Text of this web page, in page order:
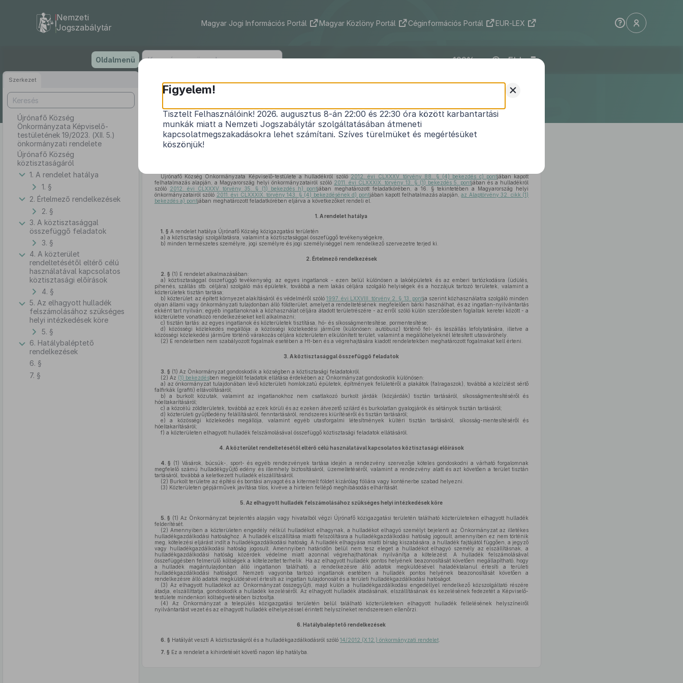
tartalomra
Nemzeti
Jogszabálytár
Magyar Jogi Információs Portál Magyar Közlöny Portál Céginformációs Portál EUR-LEX
Oldalmenü ELI
Szerkezet
Újrónafő Község
Önkormányzata Képviselő-
testületének 19/2023. (XII. 5.)
önkormányzati rendelete
Újrónafő Község
köztisztaságáról
1. A rendelet hatálya
1. §
2. Értelmező rendelkezések
2. §
3. A köztisztasággal
összefüggő feladatok
3. §
4. A közterület
rendeltetésétől eltérő célú
használatával kapcsolatos
köztisztasági előírások
4. §
5. Az elhagyott hulladék
felszámolásához szükséges
helyi intézkedések köre
5. §
6. Hatálybaléptető
rendelkezések
6. §
7. §
Újrónafő Község Önkormányzata Képviselő-testületének
Újrónafő Község köztisztaságáról
Újrónafő Község Önkormányzata Képviselő-testülete a hulladékról szóló 2012. évi CLXXXV. törvény 88. § (4) bekezdés c) pontjában kapott
felhatalmazás alapján, a Magyarország helyi önkormányzatairól szóló 2011. évi CLXXXIX. törvény 13. § (1) bekezdés 5. pontjában és a hulladékról
szóló 2012. évi CLXXXV. törvény 35. § (1) bekezdés h) pontjában meghatározott feladatkörében, a 16. § tekintetében a Magyarország helyi
önkormányzatairól szóló 2011. évi CLXXXIX. törvény 143. § (4) bekezdésének d) pontjában kapott felhatalmazás alapján,az Alaptörvény 32. cikk (1)
bekezdés a) pontjában meghatározott feladatkörében eljárva a következőket rendeli el.
1. A rendelet hatálya
1. § A rendelet hatálya Újrónafő Község közigazgatási területén
a) a köztisztasági szolgáltatásra, valamint a köztisztasággal összefüggő tevékenységekre,
b) minden természetes személyre, jogi személyre és jogi személyiséggel nem rendelkező szervezetre terjed ki.
2. Értelmező rendelkezések
2. § (1) E rendelet alkalmazásában:
a) köztisztasággal összefüggő tevékenység: az egyes ingatlanok - ezen belül különösen a lakóépületek és az emberi tartózkodásra (üdülés,
pihenés, szállás stb. céljára) szolgáló más épületek, továbbá a nem lakás céljára szolgáló helyiségek és a hozzájuk tartozó területek, valamint a
közterületek tisztán tartása;
b) közterület: az épített környezet alakításáról és védelméről szóló 1997. évi LXXVIII. törvény 2. § 13. pontja szerint közhasználatra szolgáló minden
olyan állami vagy önkormányzati tulajdonban álló földterület, amelyet a rendeltetésének megfelelően bárki használhat, és az ingatlan-nyilvántartás
ekként tart nyilván; egyéb ingatlanoknak a közhasználat céljára átadott területrészére - az erről szóló külön szerződésben foglaltak keretei között - a
közterületre vonatkozó rendelkezéseket kell alkalmazni;
c) tisztán tartás: az egyes ingatlanok és közterületek tisztítása, hó- és síkosságmentesítése, pormentesítése;
d) közösségi közlekedés megállója: a közösségi közlekedési járműre (különösen: autóbusz) történő fel- és leszállás lefolytatására, illetve a
közösségi közlekedési járműre történő várakozás céljára közterületen elkülönített terület, valamint a megállóhelyeknél létesített utasváróhely.
(2) E rendeletben nem szabályozott fogalmak esetében a Ht-ben és a végrehajtására kiadott rendeletekben meghatározott fogalmakat kell érteni.
3. A köztisztasággal összefüggő feladatok
3. § (1) Az Önkormányzat gondoskodik a községben a köztisztasági feladatokról.
(2) Az (1) bekezdésben megjelölt feladatok ellátása érdekében az Önkormányzat gondoskodik különösen:
a) az önkormányzat tulajdonában lévő közterületi homlokzatú épületek, építmények felületéről a plakátok (falragaszok), továbbá a közízlést sértő
falfirkák (grafiti) eltávolításáról;
b) a burkolt közutak, valamint az ingatlanokhoz nem csatlakozó burkolt járdák (közjárdák) tisztán tartásáról, síkosságmentesítéséről és
hóeltakarításáról;
c) a közcélú zöldterületek, továbbá az ezek körüli és az ezeken átvezető szilárd és burkolatlan gyalogjárók és sétányok tisztán tartásáról;
d) közterületi gyűjtőedény felállításáról, fenntartásáról, rendszeres kiürítéséről és tisztán tartásáról;
e) a közösségi közlekedés megállója, valamint egyéb utasforgalmi létesítmények kültéri tisztán tartásáról, síkosság-mentesítéséről és
hóeltakarításáról;
f) a közterületen elhagyott hulladék felszámolásával összefüggő köztisztasági feladatok ellátásáról.
4. A közterület rendeltetésétől eltérő célú használatával kapcsolatos köztisztasági előírások
4. § (1) Vásárok, búcsúk-, sport- és egyéb rendezvények tartása idején a rendezvény szervezője köteles gondoskodni a várható forgalomnak
megfelelő számú hulladékgyűjtő edény és illemhely biztosításáról, üzemeltetéséről, valamint a rendezvény alatt és azt követően a terület tisztán
tartásáról, továbbá a keletkezett hulladék elszállításáról.
(2) Burkolt területre az építési és bontási anyagot és a kitermelt földet kizárólag fóliára vagy konténerbe szabad helyezni.
(3) Közterületen gépjárművek javítása tilos, kivéve a hirtelen fellépő meghibásodás elhárítását.
5. Az elhagyott hulladék felszámolásához szükséges helyi intézkedések köre
5. § (1) Az Önkormányzat bejelentés alapján vagy hivatalból végzi Újrónafő közigazgatási területén található közterületeken elhagyott hulladék
felderítését.
(2) Amennyiben a közterületen engedély nélkül hulladékot elhagynak, a hulladékot elhagyó személyt bejelenti az Önkormányzat az illetékes
hulladékgazdálkodási hatósághoz. A hulladék elszállítása miatti felszólításra a hulladékgazdálkodási hatóság jogosult, amennyiben ez nem történik
meg, kötelezési eljárást indít a hulladékgazdálkodási hatóság. A hulladék elhagyása miatti bírság kiszabására, a hulladék fajtájától függően, a jegyző
vagy hulladékgazdálkodási hatóság jogosult. Amennyiben határidőn belül nem tesz eleget a hulladékot elhagyó személy az elszállításnak, a
hulladékgazdálkodási hatóság közérdek védelme miatt azonnal végrehajthatónak nyilvánítja a kötelezést. A hulladék felszámolásával
összefüggésben felmerülő költségek a kötelezettet terhelik. Ha az elhagyott hulladék pontos helyének beazonosítását követően megállapítható, hogy
a hulladék magántulajdonban álló ingatlanon található, a rendelkezésre álló adatok megküldésével haladéktalanul értesíti a területi
hulladékgazdálkodási hatóságot. Nemzeti vagyonba tartozó ingatlanok esetében a hulladék pontos helyének beazonosítását követően a
rendelkezésre álló adatok megküldésével értesíti az ingatlan tulajdonosát és a területi hulladékgazdálkodási hatóságot.
(3) Az elhagyott hulladékot az Önkormányzat összegyűjti, majd külön a hulladékgazdálkodási engedéllyel rendelkező közszolgáltató részére
átadja, elszállíttatja, gondoskodik a hulladék kezeléséről. Az elhagyott hulladék átadásának, elszállításának és kezelésének fedezetét a Képviselő-
testülete mindenkori költségvetésében biztosítja.
(4) Az Önkormányzat a település közigazgatási területén belül található közterületeken elhagyott hulladék fellelésének helyszíneiről
nyilvántartást vezet és az elhagyott hulladék elhelyezéssel érintett helyszíneket rendszeresen ellenőrzi.
6. Hatálybaléptető rendelkezések
6. § Hatályát veszti A köztisztaságról és a hulladékgazdálkodásról szóló 14/2012 (X.12.) önkormányzati rendelet.
7. § Ez a rendelet a kihirdetését követő napon lép hatályba.
+
Figyelem!
Tisztelt Felhasználóink! 2026. augusztus 8-án 22:00 és 22:30 óra között karbantartási
munkák miatt a Nemzeti Jogszabálytár szolgáltatásában átmeneti
kapcsolatmegszakadásokra lehet számítani. Szíves türelmüket és megértésüket
köszönjük!